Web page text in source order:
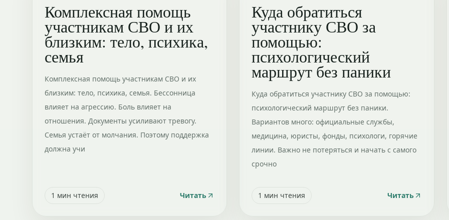
Комплексная помощь
участникам СВО и их
близким: тело, психика,
семья
Комплексная помощь участникам СВО и их
близким: тело, психика, семья. Бессонница
влияет на агрессию. Боль влияет на
отношения. Документы усиливают тревогу.
Семья устаёт от молчания. Поэтому поддержка
должна учи
1 мин чтения Читать
Куда обратиться
участнику СВО за
помощью:
психологический
маршрут без паники
Куда обратиться участнику СВО за помощью:
психологический маршрут без паники.
Вариантов много: официальные службы,
медицина, юристы, фонды, психологи, горячие
линии. Важно не потеряться и начать с самого
срочно
1 мин чтения Читать